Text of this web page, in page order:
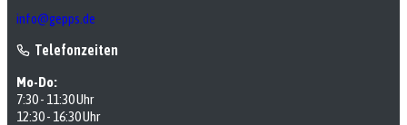
info@gepps.de
Telefonzeiten
Mo-Do:
7:30 - 11:30 Uhr
12:30 - 16:30 Uhr